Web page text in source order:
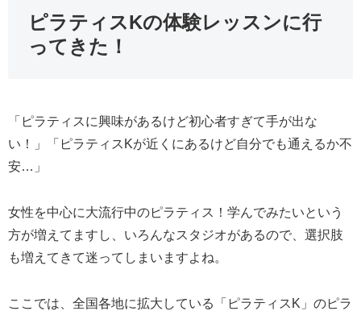
ピラティスKの体験レッスンに行
ってきた！
「ピラティスに興味があるけど初心者すぎて手が出な
い！」「ピラティスKが近くにあるけど自分でも通えるか不
安…」
女性を中心に大流行中のピラティス！学んでみたいという
方が増えてますし、いろんなスタジオがあるので、選択肢
も増えてきて迷ってしまいますよね。
ここでは、全国各地に拡大している「ピラティスK」のピラ